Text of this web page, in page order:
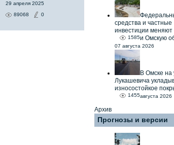
29 апреля 2025
89068
0
средства и частные
инвестиции меняют
и Омскую
1585
07 августа 2026
В Омске на
Лукашевича
износостойкое
1455августа 2026
Архив
Прогнозы и версии